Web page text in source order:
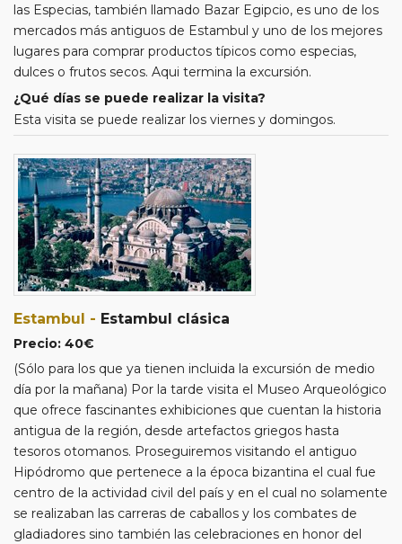
Salida Bilbao
PC1114 BIO-SAW 14:45-19:45
PC2213 ADB-SAW 05:50-06:55
PC1113 SAW-BIO 10:05-13:35
las Especias, también llamado Bazar Egipcio, es uno de los
mercados más antiguos de Estambul y uno de los mejores
lugares para comprar productos típicos como especias,
dulces o frutos secos. Aqui termina la excursión.
¿Qué días se puede realizar la visita?
Esta visita se puede realizar los viernes y domingos.
Estambul - Estambul clásica
Precio: 40€
(Sólo para los que ya tienen incluida la excursión de medio
día por la mañana) Por la tarde visita el Museo Arqueológico
que ofrece fascinantes exhibiciones que cuentan la historia
antigua de la región, desde artefactos griegos hasta
tesoros otomanos. Proseguiremos visitando el antiguo
Hipódromo que pertenece a la época bizantina el cual fue
centro de la actividad civil del país y en el cual no solamente
se realizaban las carreras de caballos y los combates de
gladiadores sino también las celebraciones en honor del